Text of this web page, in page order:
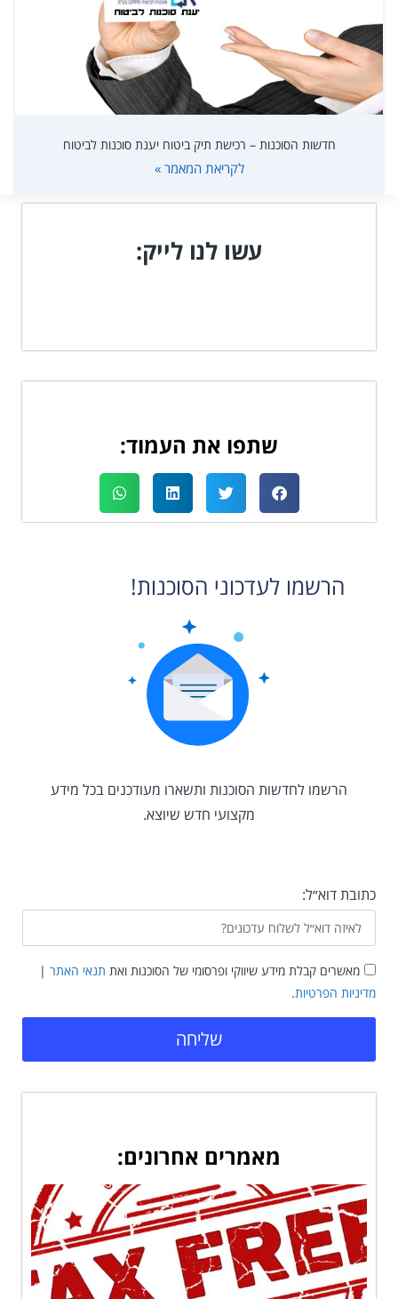
חדשות הסוכנות – רכישת תיק ביטוח יענת סוכנות לביטוח
לקריאת המאמר »
עשו לנו לייק:
שתפו את העמוד:
הרשמו לעדכוני הסוכנות!
הרשמו לחדשות הסוכנות ותשארו מעודכנים בכל מידע
מקצועי חדש שיוצא.
כתובת דוא״ל:
מאשרים קבלת מידע שיווקי ופרסומי של הסוכנות ואת תנאי האתר |
מדיניות הפרטיות.
שליחה
מאמרים אחרונים: